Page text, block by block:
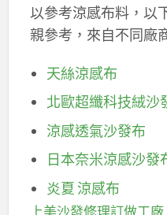
以參考涼感布料，以
親參考，來自不同廠
天絲涼感布
北歐超纖科技絨沙
涼感透氣沙發布
日本奈米涼感沙發
炎夏 涼感布
上美沙發修理訂做工廠